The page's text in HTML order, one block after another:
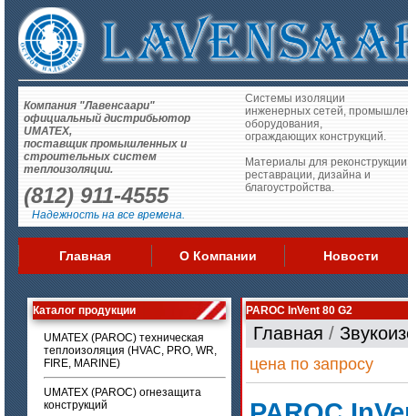
Компания "Лавенсаари"
официальный дистрибьютор
UMATEX,
поставщик промышленных и
строительных систем
теплоизоляции.
(812) 911-4555
Надежность на все времена.
Системы изоляции
инженерных сетей,
оборудования,
ограждающих конструкций.
Материалы для
реставрации, дизайна и
благоустройства.
Главная О Компании Новости
Каталог продукции
UMATEX (PAROC) техническая
теплоизоляция (HVAC, PRO, WR,
FIRE, MARINE)
UMATEX (PAROC) огнезащита
конструкций
PAROC InVent 80 G2
Главная /
цена по запросу